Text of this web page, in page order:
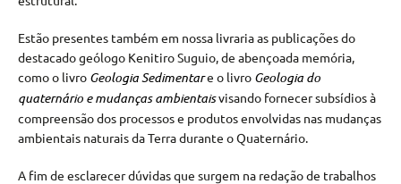
Estão presentes também em nossa livraria as publicações do
destacado geólogo Kenitiro Suguio, de abençoada memória,
como o livro Geologia Sedimentare o livro Geologia do
quaternário e mudanças ambientaisvisando fornecer subsídios à
compreensão dos processos e produtos envolvidas nas mudanças
ambientais naturais da Terra durante o Quaternário.
A fim de esclarecer dúvidas que surgem na redação de trabalhos